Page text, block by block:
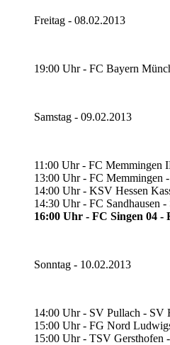
Freitag - 08.02.2013
19:00 Uhr - FC Bayern
Samstag - 09.02.2013
11:00 Uhr - FC Memmingen
13:00 Uhr - FC Memmingen
14:00 Uhr - KSV Hessen
14:30 Uhr - FC Sandhausen
16:00 Uhr - FC Singen 04 -
Sonntag - 10.02.2013
14:00 Uhr - SV Pullach - SV
15:00 Uhr - FG Nord
15:00 Uhr - TSV Gersthofen